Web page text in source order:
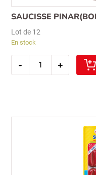
SAUCISSE
Lot de 12
En stock
-
quantité
+